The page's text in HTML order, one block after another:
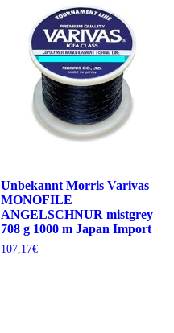
Unbekannt Morris Varivas
MONOFILE
ANGELSCHNUR mistgrey
708 g 1000 m Japan Import
107,17€